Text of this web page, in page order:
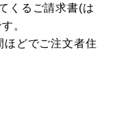
くるご請求書(は
。
ほどでご注文者住